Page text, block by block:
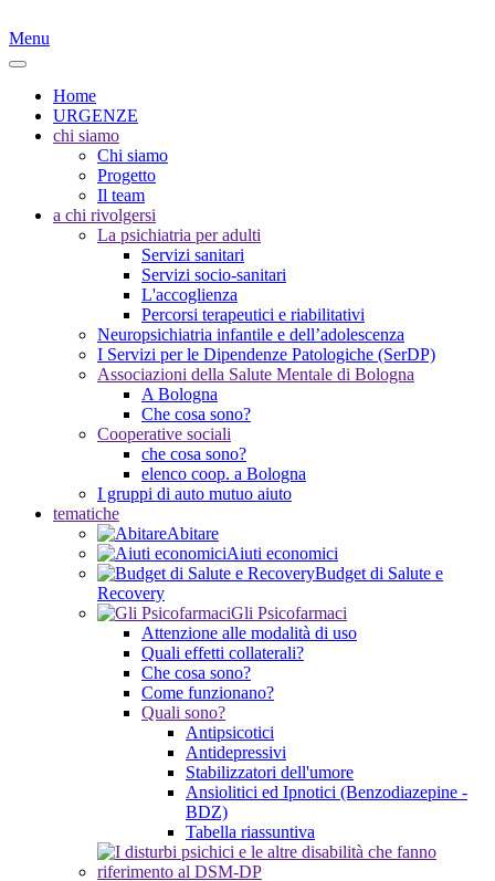
Menu
Home
URGENZE
chi siamo
Chi siamo
Progetto
Il team
a chi rivolgersi
La psichiatria per adulti
Servizi sanitari
Servizi socio-sanitari
L'accoglienza
Percorsi terapeutici e riabilitativi
Neuropsichiatria infantile e dell’adolescenza
I Servizi per le Dipendenze Patologiche (SerDP)
Associazioni della Salute Mentale di Bologna
A Bologna
Che cosa sono?
Cooperative sociali
che cosa sono?
elenco coop. a Bologna
I gruppi di auto mutuo aiuto
tematiche
Abitare
Aiuti economici
Budget di Salute e
Recovery
Gli Psicofarmaci
Attenzione alle modalità di uso
Quali effetti collaterali?
Che cosa sono?
Come funzionano?
Quali sono?
Antipsicotici
Antidepressivi
Stabilizzatori dell'umore
Ansiolitici ed Ipnotici (Benzodiazepine -
BDZ)
Tabella riassuntiva